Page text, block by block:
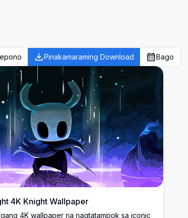
Pinakamaraming Download Bago
4K Knight Wallpaper
4K wallpaper na nagtatampok sa iconic